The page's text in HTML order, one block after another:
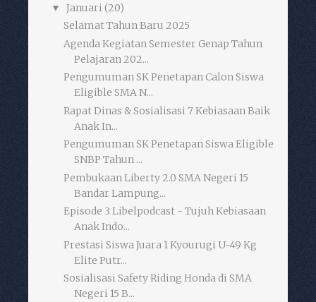
▼ Januari (20)
Selamat Tahun Baru 2025
Agenda Kegiatan Semester Genap Tahun
Pelajaran 202...
Pengumuman SK Penetapan Calon Siswa
Eligible SMA N...
Rapat Dinas & Sosialisasi 7 Kebiasaan Baik
Anak In...
Pengumuman SK Penetapan Siswa Eligible
SNBP Tahun ...
Pembukaan Liberty 2.0 SMA Negeri 15
Bandar Lampung...
Episode 3 Libelpodcast - Tujuh Kebiasaan
Anak Indo...
Prestasi Siswa Juara 1 Kyourugi U-49 Kg
Elite Putr...
Sosialisasi Safety Riding Honda di SMA
Negeri 15 B...